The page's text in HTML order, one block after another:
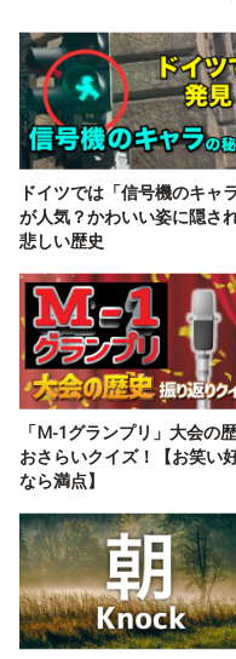
ドイツでは「信号機のキャラ
が人気？かわいい姿に隠さ
悲しい歴史
「M-1グランプリ」大会の
おさらいクイズ！【お笑い
なら満点】